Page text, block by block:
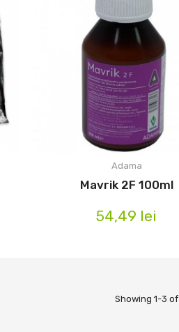
Adama
Mavrik 2F 100ml
54,49 lei
Showing 1-3